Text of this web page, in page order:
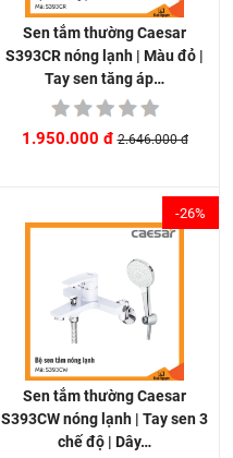
Sen tắm thường Caesar
S393CR nóng lạnh | Màu đỏ |
Tay sen tăng áp…
1.950.000 đ 2.646.000 đ
-26%
Sen tắm thường Caesar
S393CW nóng lạnh | Tay sen 3
chế độ | Dây…